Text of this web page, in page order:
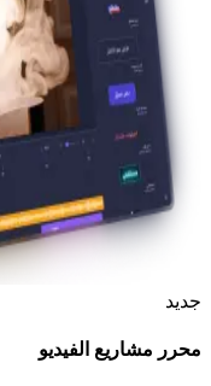
جديد
محرر مشاريع الفيديو